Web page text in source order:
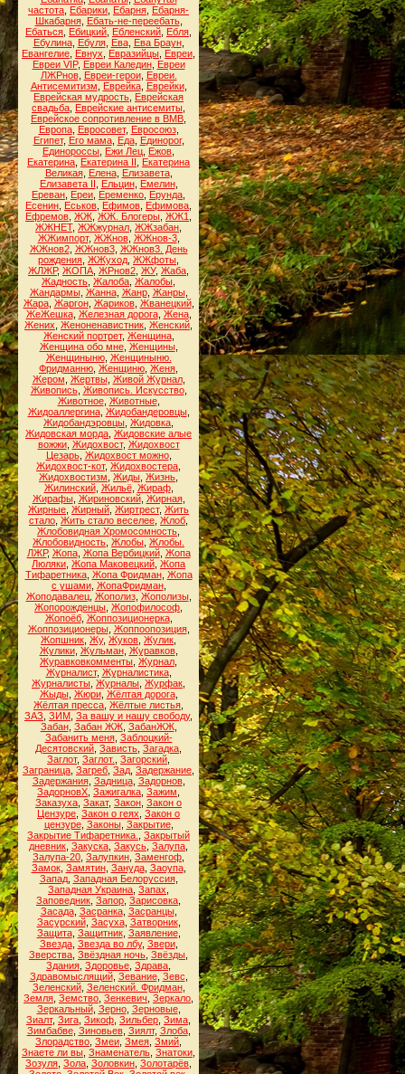
частота Ебарики Ебарня Ебарня-
Шкабарня, Ебать-не-переебать,
Ебаться Ебицкий Ебленский Ебля
Ебулина, Ебуля, Ева, Ева Браун,
Евангелие Евнух Евразийцы Евреи
Евреи VIP, Евреи Каледин, Евреи
ЛЖРнов, Евреи-герои, Евреи.
Антисемитизм
Еврейка, Еврейки,
Еврейская мудрость Еврейская
свадьба Еврейские антисемиты
Еврейское сопротивление в ВМВ
Европа, Евросовет, Евросоюз,
Египет, Его мама, Еда, Единорог,
Единороссы Ежи Лец Ежов
Екатерина Екатерина II
Екатерина
Великая, Елена, Елизавета,
Елизавета II
Ельцин, Емелин,
Ереван Ереи Еременко Ерунда
Есенин Еськов Ефимов Ефимова
Ефремов ЖЖ ЖЖ. Блогеры ЖЖ1
ЖЖНЕТ, ЖЖжурнал ЖЖзабан
ЖЖимпорт, ЖЖнов, ЖЖнов-3,
ЖЖнов2, ЖЖнов3, ЖЖнов3. День
рождения ЖЖуход ЖЖфоты
ЖЛЖР, ЖОПА ЖРнов2 ЖУ, Жаба
Жадность Жалоба Жалобы
Жандармы, Жанна, Жанр, Жанры,
Жара, Жаргон, Жариков, Жванецкий,
ЖеЖешка, Железная дорога, Жена,
Жених Женоненавистник Женский
Женский портрет, Женщина,
Женщина обо мне, Женщины,
Женщиныню, Женщиныню.
Фридманню Женщиню Женя
Жером Жертвы, Живой Журнал,
Живопись, Живопись. Искусство,
Животное, Животные,
Жидоаллергина, Жидобандеровцы,
Жидобандэровцы Жидовка
Жидовская морда Жидовские алые
вожжи, Жидохвост, Жидохвост
Цезарь, Жидохвост можно,
Жидохвост-кот, Жидохвостера
Жидохвостизм Жиды Жизнь
Жилинский, Жильё, Жираф,
Жирафы, Жириновский, Жирная,
Жирные Жирный Жиртрест, Жить
стало Жить стало веселее Жлоб
Жлобовидная Хромосомность
Жлобовидность Жлобы Жлобы.
ЛЖР, Жопа, Жопа Вербицкий, Жопа
Люляки Жопа Маковецкий Жопа
Тифаретника, Жопа Фридман, Жопа
с ушами, ЖопаФридман,
Жоподавалец, Жополиз, Жополизы,
Жопорожденцы Жопофилософ
Жопоёб, Жоппозиционерка,
Жоппозиционеры, Жоппоопозиция,
Жопшник Жу, Жуков Жулик
Жулики, Жульман, Журавков,
Журавковкомменты Журнал
Журналист, Журналистика,
Журналисты Журналы Журфак
Жыды, Жюри, Жёлтая дорога,
Жёлтая пресса Жёлтые листья
ЗАЗ ЗИМ За вашу и нашу свободу,
Забан, Забан ЖЖ, ЗабанЖЖ,
Забанить меня, Заблоцкий-
Десятовский Зависть Загадка
Заглот, Заглот. Загорский
Заграница Загреб Зад Задержание
Задержания, Задница, Задорнов,
ЗадорновХ Зажигалка Зажим
Заказуха Закат, Закон Закон о
Цензуре Закон о геях Закон о
цензуре, Законы, Закрытие,
Закрытие Тифаретника.
Закрытый
дневник Закуска Закусь Залупа
Залупа-20 Залупкин Заменгоф
Замок, Замятин, Зануда, Заоупа,
Запад, Западная Белоруссия,
Западная Украина Запах
Заповедник Запор Зарисовка
Засада, Засранка, Засранцы,
Засурский, Засуха, Затворник,
Защита, Защитник, Заявление,
Звезда, Звезда во лбу, Звери,
Зверства Звёздная ночь Звёзды
Здания Здоровье Здрава
Здравомыслящий, Зевание, Зевс
Зеленский, Зеленский. Фридман,
Земля Земство Зенкевич Зеркало
Зеркальный, Зерно, Зерновые,
Зиалт, Зига Зикоф Зильбер Зима
Зимбабве, Зиновьев, Зиялт, Злоба,
Злорадство Змеи Змея Змий
Знаете ли вы Знаменатель Знатоки
Зозуля Зола Золовкин Золотарёв